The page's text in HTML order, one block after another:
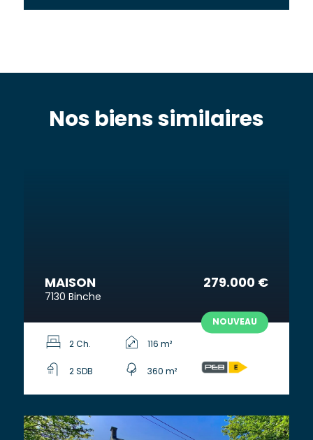
Nos biens similaires
MAISON 279.000 €
7130 Binche
NOUVEAU
2 Ch. 116 m²
2 SDB 360 m²